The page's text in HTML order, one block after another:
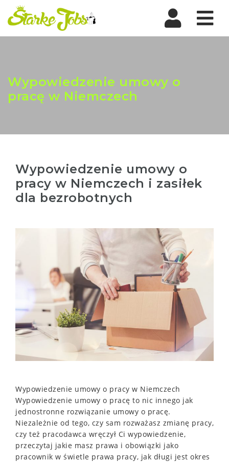
Wypowiedzenie umowy o
pracę w Niemczech
Wypowiedzenie umowy o
pracy w Niemczech i zasiłek
dla bezrobotnych
Wypowiedzenie umowy o pracy w Niemczech
Wypowiedzenie umowy o pracę to nic innego jak
jednostronne rozwiązanie umowy o pracę.
Niezależnie od tego, czy sam rozważasz zmianę pracy,
czy też pracodawca wręczył Ci wypowiedzenie,
przeczytaj jakie masz prawa i obowiązki jako
pracownik w świetle prawa pracy, jak długi jest okres